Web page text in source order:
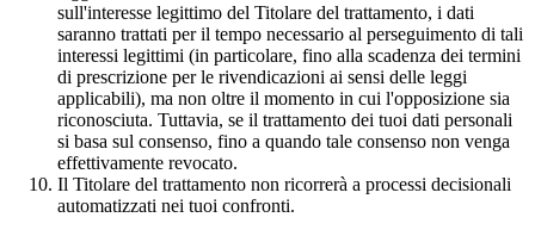
sull'interesse legittimo del Titolare del trattamento, i dati
saranno trattati per il tempo necessario al perseguimento di tali
interessi legittimi (in particolare, fino alla scadenza dei termini
di prescrizione per le rivendicazioni ai sensi delle leggi
applicabili), ma non oltre il momento in cui l'opposizione sia
riconosciuta. Tuttavia, se il trattamento dei tuoi dati personali
si basa sul consenso, fino a quando tale consenso non venga
effettivamente revocato.
Il Titolare del trattamento non ricorrerà a processi decisionali
automatizzati nei tuoi confronti.